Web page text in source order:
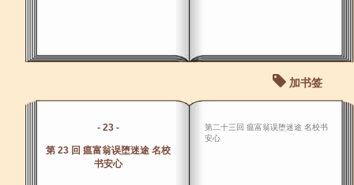
加书签
- 23 -
第 23 回 瘟富翁误堕迷途 名校
书安心
第二十三回 瘟富翁误堕迷途 名校书
安心